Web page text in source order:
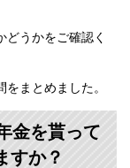
どうかをご確認く
まとめました。
金を貰って
すか？